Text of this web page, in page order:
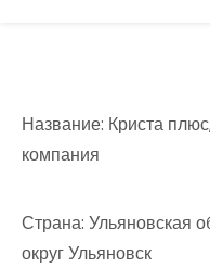
Название: Криста
компания
Страна: Ульяновская
округ Ульяновск